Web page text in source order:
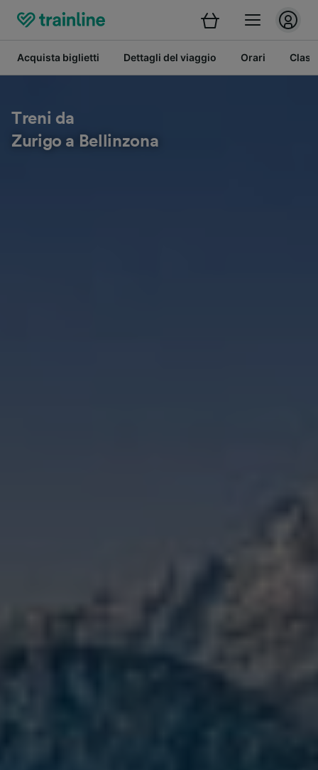
Acquista biglietti Dettagli del viaggio Orari
Treni da
Zurigo a Bellinzona